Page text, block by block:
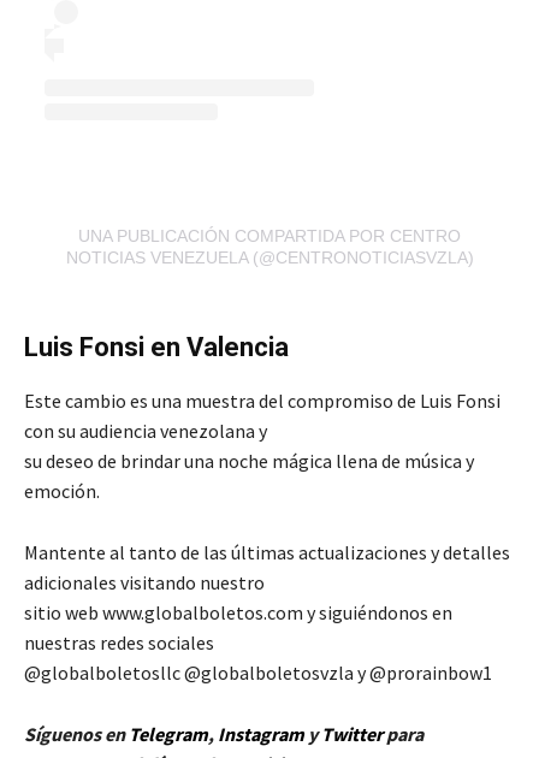
UNA PUBLICACIÓN COMPARTIDA POR CENTRO
NOTICIAS VENEZUELA (@CENTRONOTICIASVZLA)
Luis Fonsi en Valencia
Este cambio es una muestra del compromiso de Luis Fonsi
con su audiencia venezolana y
su deseo de brindar una noche mágica llena de música y
emoción.
Mantente al tanto de las últimas actualizaciones y detalles
adicionales visitando nuestro
sitio web www.globalboletos.com y siguiéndonos en
nuestras redes sociales
@globalboletosllc @globalboletosvzla y @prorainbow1
Síguenos en Telegram, InstagramyTwitterpara